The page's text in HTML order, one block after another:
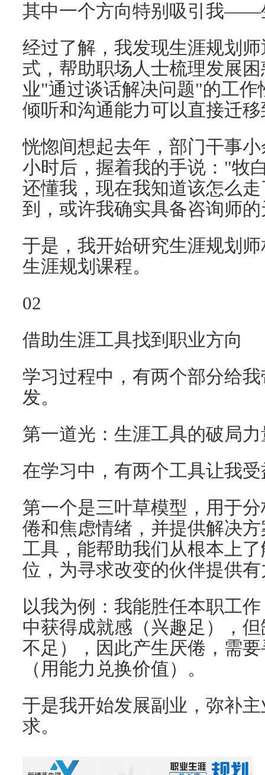
其中一个方向特别吸引我——
经过了解，我发现生涯规划
式，帮助职场人士梳理发展
业"通过谈话解决问题"的工作
倾听和沟通能力可以直接迁
恍惚间想起去年，部门干事
小时后，握着我的手说："牧
还懂我，现在我知道该怎么
到，或许我确实具备咨询师
于是，我开始研究生涯规划
生涯规划课程。
02
借助生涯工具找到职业方向
学习过程中，有两个部分给
发。
第一道光：生涯工具的破局力
在学习中，有两个工具让我
第一个是三叶草模型，用于
倦和焦虑情绪，并提供解决
工具，能帮助我们从根本上
位，为寻求改变的伙伴提供
以我为例：我能胜任本职工
中获得成就感（兴趣足），
不足），因此产生厌倦，需
（用能力兑换价值）。
于是我开始发展副业，弥补
求。